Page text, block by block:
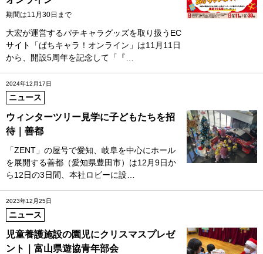
期間は11月30日まで
大宏が運営するパチキャラグッズを取り扱うEC
サイト「ぱちキャラ！オンライン」は11月11日
から、開設5周年を記念して「『…
2024年12月17日
ニュース
ウィンターツリー見学に子どもたちを招
待｜善都
「ZENT」の屋号で愛知、岐阜を中心にホール
を展開する善都（愛知県豊田市）は12月9日か
ら12日の3日間、本社ロビーに設…
2023年12月25日
ニュース
児童養護施設の園児にクリスマスプレゼ
ント｜富山県遊協青年部会